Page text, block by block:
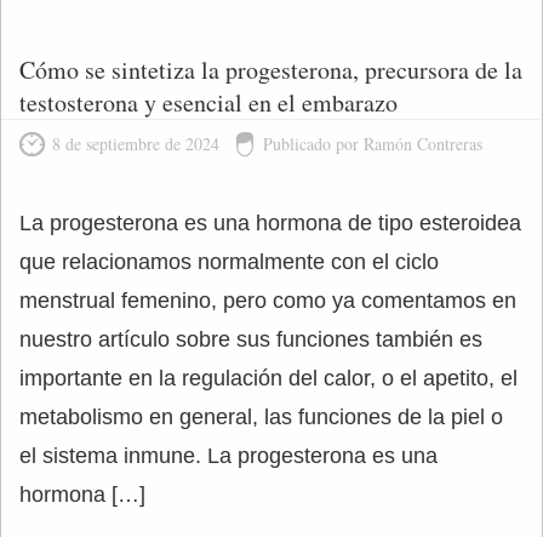
Cómo se sintetiza la progesterona, precursora de la
testosterona y esencial en el embarazo
8 de septiembre de 2024 Publicado por Ramón Contreras
La progesterona es una hormona de tipo esteroidea
que relacionamos normalmente con el ciclo
menstrual femenino, pero como ya comentamos en
nuestro artículo sobre sus funciones también es
importante en la regulación del calor, o el apetito, el
metabolismo en general, las funciones de la piel o
el sistema inmune. La progesterona es una
hormona […]